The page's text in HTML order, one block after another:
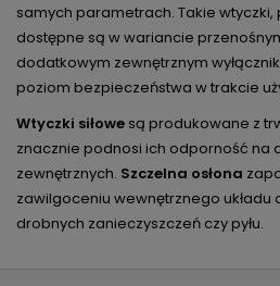
samych parametrach. Takie
dostępne są w wariancie
dodatkowym zewnętrznym
poziom bezpieczeństwa w trakcie
Wtyczki siłowe są produkowane z
znacznie podnosi ich odporność na
zewnętrznych. Szczelna osłona
zawilgoceniu wewnętrznego
drobnych zanieczyszczeń czy pyłu.